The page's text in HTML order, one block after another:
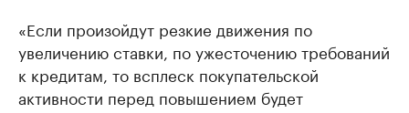
«Если произойдут резкие движения по
увеличению ставки, по ужесточению требований
к кредитам, то всплеск покупательской
активности перед повышением будет